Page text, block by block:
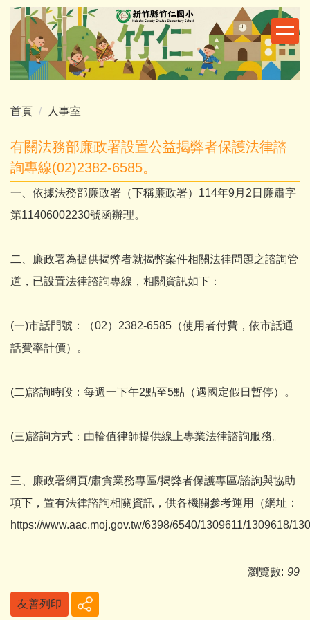
跳
到
要
內
區
首頁 人事室
有關法務部廉政署設置公益揭弊者保護法律諮
詢專線(02)2382-6585。
一、依據法務部廉政署（下稱廉政署）114年9月2日廉肅字
第11406002230號函辦理。
二、廉政署為提供揭弊者就揭弊案件相關法律問題之諮詢管
道，已設置法律諮詢專線，相關資訊如下：
(一)市話門號：（02）2382-6585（使用者付費，依市話通
話費率計價）。
(二)諮詢時段：每週一下午2點至5點（遇國定假日暫停）。
(三)諮詢方式：由輪值律師提供線上專業法律諮詢服務。
三、廉政署網頁/肅貪業務專區/揭弊者保護專區/諮詢與協助
項下，置有法律諮詢相關資訊，供各機關參考運用（網址：
https://www.aac.moj.gov.tw/6398/6540/1309611/1309618/
瀏覽數: 99
友善列印